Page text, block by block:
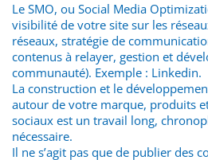
Le SMO, ou Social Media
visibilité de votre site sur les
réseaux, stratégie de
contenus à relayer, gestion et
communauté). Exemple : Linkedin.
La construction et le
autour de votre marque, produits
sociaux est un travail long,
nécessaire.
Il ne s’agit pas que de publier des